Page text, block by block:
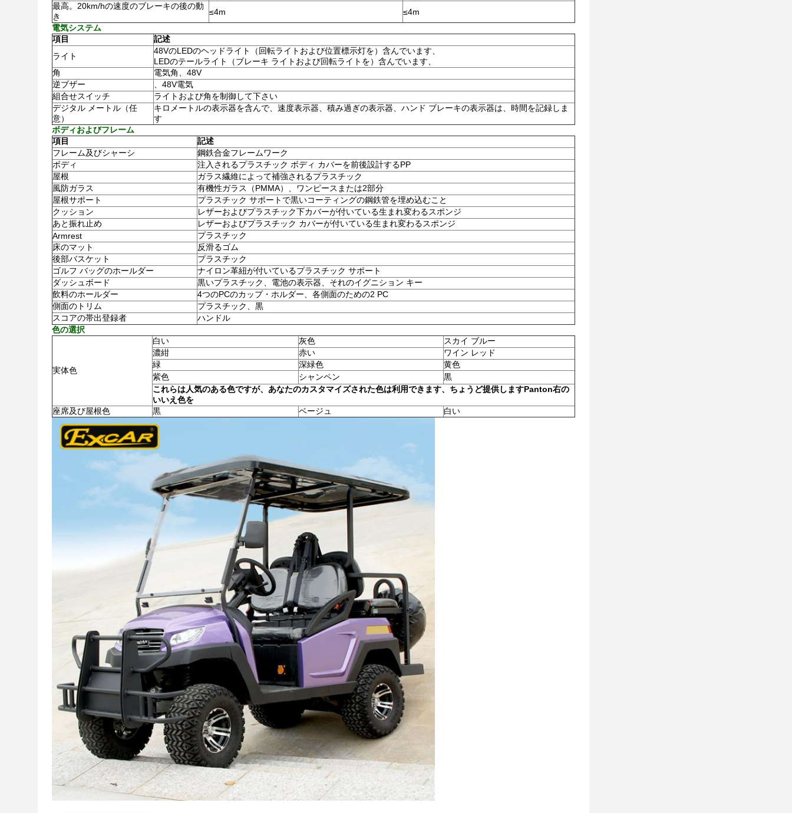
最高。20km/hの速度のブレーキの後の動
き
≤4m
≤4m
電気システム
項目
記述
ライト
48VのLEDのヘッドライト（回転ライトおよび位置標示灯を）含んでいます、
LEDのテールライト（ブレーキ ライトおよび回転ライトを）含んでいます、
角
電気角、48V
逆ブザー
、48V電気
組合せスイッチ
ライトおよび角を制御して下さい
デジタル メートル（任
意）
キロメートルの表示器を含んで、速度表示器、積み過ぎの表示器、ハンド ブレーキの表示器は、時間を記録しま
す
ボディおよびフレーム
項目
記述
フレーム及びシャーシ
鋼鉄合金フレームワーク
ボディ
注入されるプラスチック ボディ カバーを前後設計するPP
屋根
ガラス繊維によって補強されるプラスチック
風防ガラス
有機性ガラス（PMMA）、ワンピースまたは2部分
屋根サポート
プラスチック サポートで黒いコーティングの鋼鉄管を埋め込むこと
クッション
レザーおよびプラスチック下カバーが付いている生まれ変わるスポンジ
あと振れ止め
レザーおよびプラスチック カバーが付いている生まれ変わるスポンジ
Armrest
プラスチック
床のマット
反滑るゴム
後部バスケット
プラスチック
ゴルフ バッグのホールダー
ナイロン革紐が付いているプラスチック サポート
ダッシュボード
黒いプラスチック、電池の表示器、それのイグニション キー
飲料のホールダー
4つのPCのカップ・ホルダー、各側面のための2 PC
側面のトリム
プラスチック、黒
スコアの帯出登録者
ハンドル
色の選択
実体色
白い 灰色
スカイ ブルー
濃紺
赤い
ワイン レッド
緑
深緑色
黄色
紫色
シャンペン
黒
これらは人気のある色ですが、あなたのカスタマイズされた色は利用できます、ちょうど提供しますPanton右の
いいえ色を
座席及び屋根色
黒 ベージュ 白い